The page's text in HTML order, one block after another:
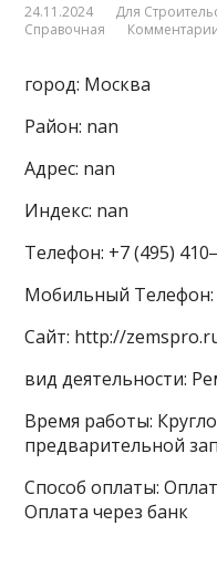
24.11.2024 Для
Справочная
город: Москва
Район: nan
Адрес: nan
Индекс: nan
Телефон: +7 (495)
Мобильный Телефон:
Сайт: http://
вид деятельности:
Время работы:
предварительной
Способ оплаты:
Оплата через банк